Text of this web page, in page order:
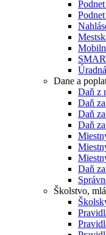
Dane a
Daň z
Daň
Daň
Daň
Daň
Školstvo,